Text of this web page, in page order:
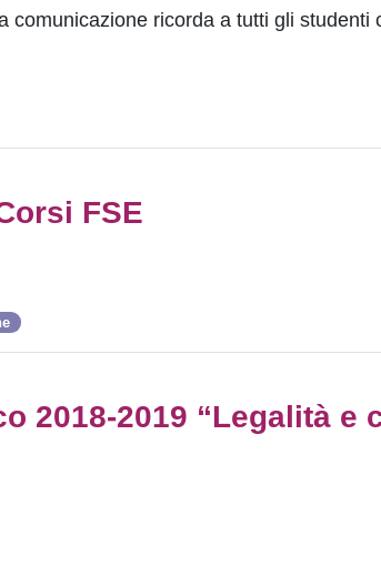
comunicazione ricorda a tutti gli studenti
FSE
2018-2019 “Legalità e